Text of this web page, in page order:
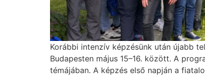
Korábbi intenzív képzésünk után újabb
Budapesten május 15–16. között. A
témájában. A képzés első napján a